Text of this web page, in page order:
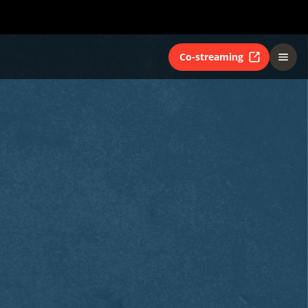
Co-streaming